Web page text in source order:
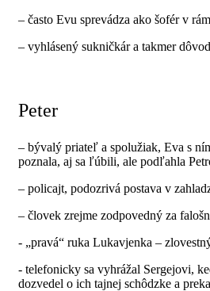
– často Evu sprevádza ako šofér v
– vyhlásený sukničkár a takmer
Peter
– bývalý priateľ a spolužiak, Eva s
poznala, aj sa ľúbili, ale podľahla
– policajt, podozrivá postava v
– človek zrejme zodpovedný za
- „pravá“ ruka Lukavjenka –
- telefonicky sa vyhrážal Sergejovi,
dozvedel o ich tajnej schôdzke a